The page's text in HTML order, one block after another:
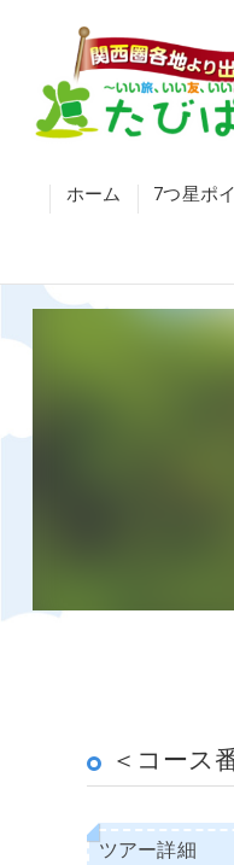
ホーム 7つ星ポ
＜コース
ツアー詳細